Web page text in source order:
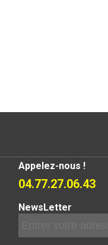
Appelez-nous !
04.77.27.06.43
NewsLetter